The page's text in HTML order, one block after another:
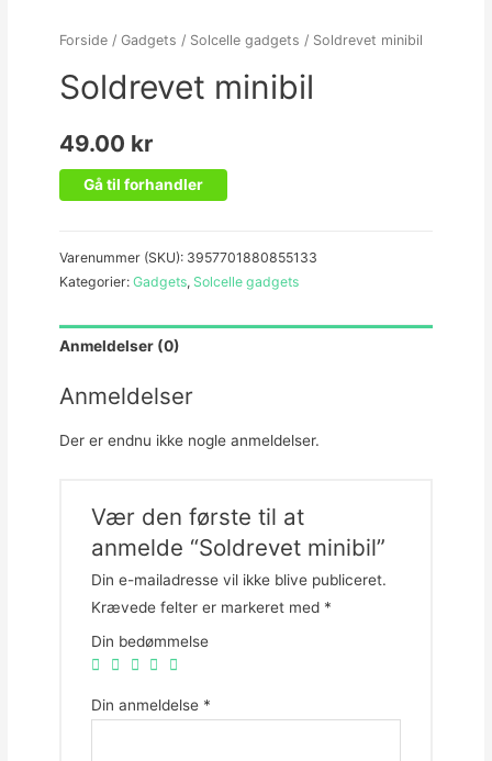
Forside/ Gadgets / Solcelle gadgets / Soldrevet minibil
Soldrevet minibil
49.00 kr
Gå til forhandler
Varenummer (SKU): 3957701880855133
Kategorier: Gadgets, Solcelle gadgets
Anmeldelser (0)
Anmeldelser
Der er endnu ikke nogle anmeldelser.
Vær den første til at
anmelde “Soldrevet minibil”
Din e-mailadresse vil ikke blive publiceret.
Krævede felter er markeret med *
Din bedømmelse
Din anmeldelse *